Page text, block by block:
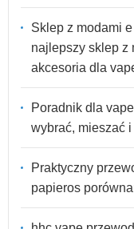
Sklep z modami
najlepszy sklep z
akcesoria dla
Poradnik dla
wybrać, mieszać
Praktyczny
papieros